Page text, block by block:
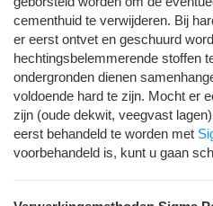
cementhuid te verwijderen. Bij
er eerst ontvet en geschuurd
hechtingsbelemmerende stoffen
ondergronden dienen
voldoende hard te zijn. Mocht er
zijn (oude dekwit, veegvast
eerst behandeld te worden met
voorbehandeld is, kunt u gaan